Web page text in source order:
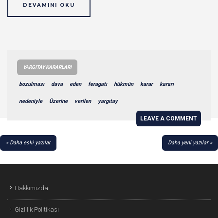
DEVAMINI OKU
YARGITAY KARARLARI
bozulması dava eden feragatı hükmün karar kararı
nedeniyle Üzerine verilen yargıtay
LEAVE A COMMENT
YAZI
Daha eski yazılar Daha yeni yazılar
Hakkımızda
Gizlilik Politikası